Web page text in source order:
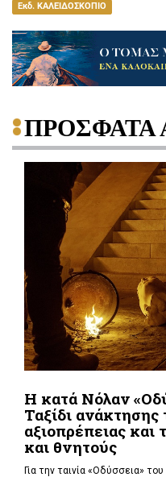
Εκδ. ΚΑΛΕΙΔΟΣΚΟΠΙΟ
ΠΡΟΣΦΑΤΑ
Η κατά Νόλαν
Ταξίδι
αξιοπρέπειας και
και θνητούς
Για την ταινία «Οδύσσεια»